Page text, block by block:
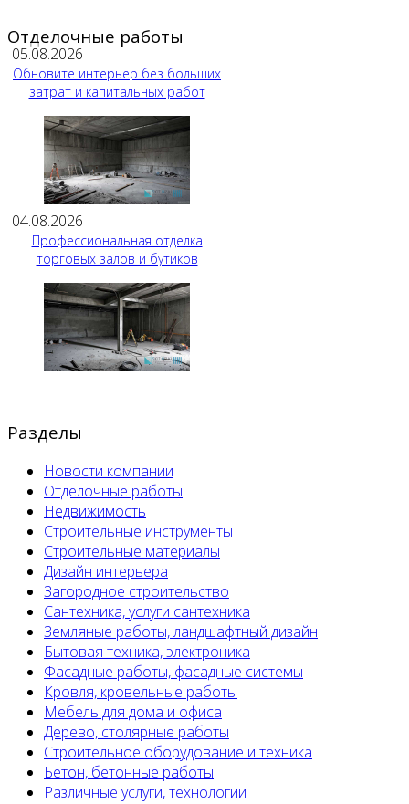
Отделочные работы
05.08.2026
Обновите интерьер без больших
затрат и капитальных работ
04.08.2026
Профессиональная отделка
торговых залов и бутиков
Разделы
Новости компании
Отделочные работы
Недвижимость
Строительные инструменты
Строительные материалы
Дизайн интерьера
Загородное строительство
Сантехника, услуги сантехника
Земляные работы, ландшафтный дизайн
Бытовая техника, электроника
Фасадные работы, фасадные системы
Кровля, кровельные работы
Мебель для дома и офиса
Дерево, столярные работы
Строительное оборудование и техника
Бетон, бетонные работы
Различные услуги, технологии